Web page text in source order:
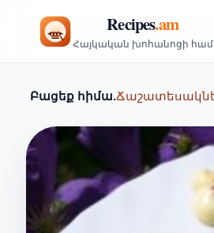
Հայկական խոհանոցի
Բացեք հիմա.